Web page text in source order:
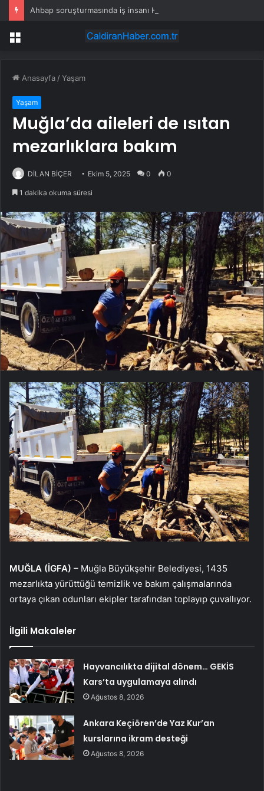
Menü
Anasayfa /Yaşam
Yaşam
Muğla’da aileleri de ısıtan
mezarlıklara bakım
DİLAN BİÇER Ekim 5, 2025 0 0
1 dakika okuma süresi
MUĞLA (İGFA) – Muğla Büyükşehir Belediyesi, 1435
mezarlıkta yürüttüğü temizlik ve bakım çalışmalarında
ortaya çıkan odunları ekipler tarafından toplayıp çuvallıyor.
İlgili Makaleler
Hayvancılıkta dijital dönem… GEKİS
Kars’ta uygulamaya alındı
Ağustos 8, 2026
Ankara Keçiören’de Yaz Kur’an
kurslarına ikram desteği
Ağustos 8, 2026